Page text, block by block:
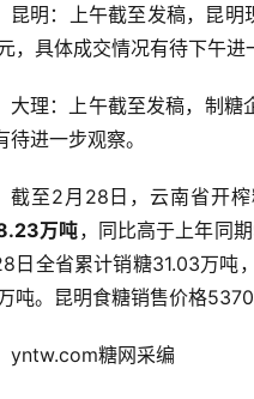
昆明：上午截至发稿，昆
，具体成交情况有待下午进
大理：上午截至发稿，制
待进一步观察。
截至2月28日，云南省开榨
万吨，同比高于上年同
日全省累计销糖31.03万吨，
吨。昆明食糖销售价格
yntw.com糖网采编